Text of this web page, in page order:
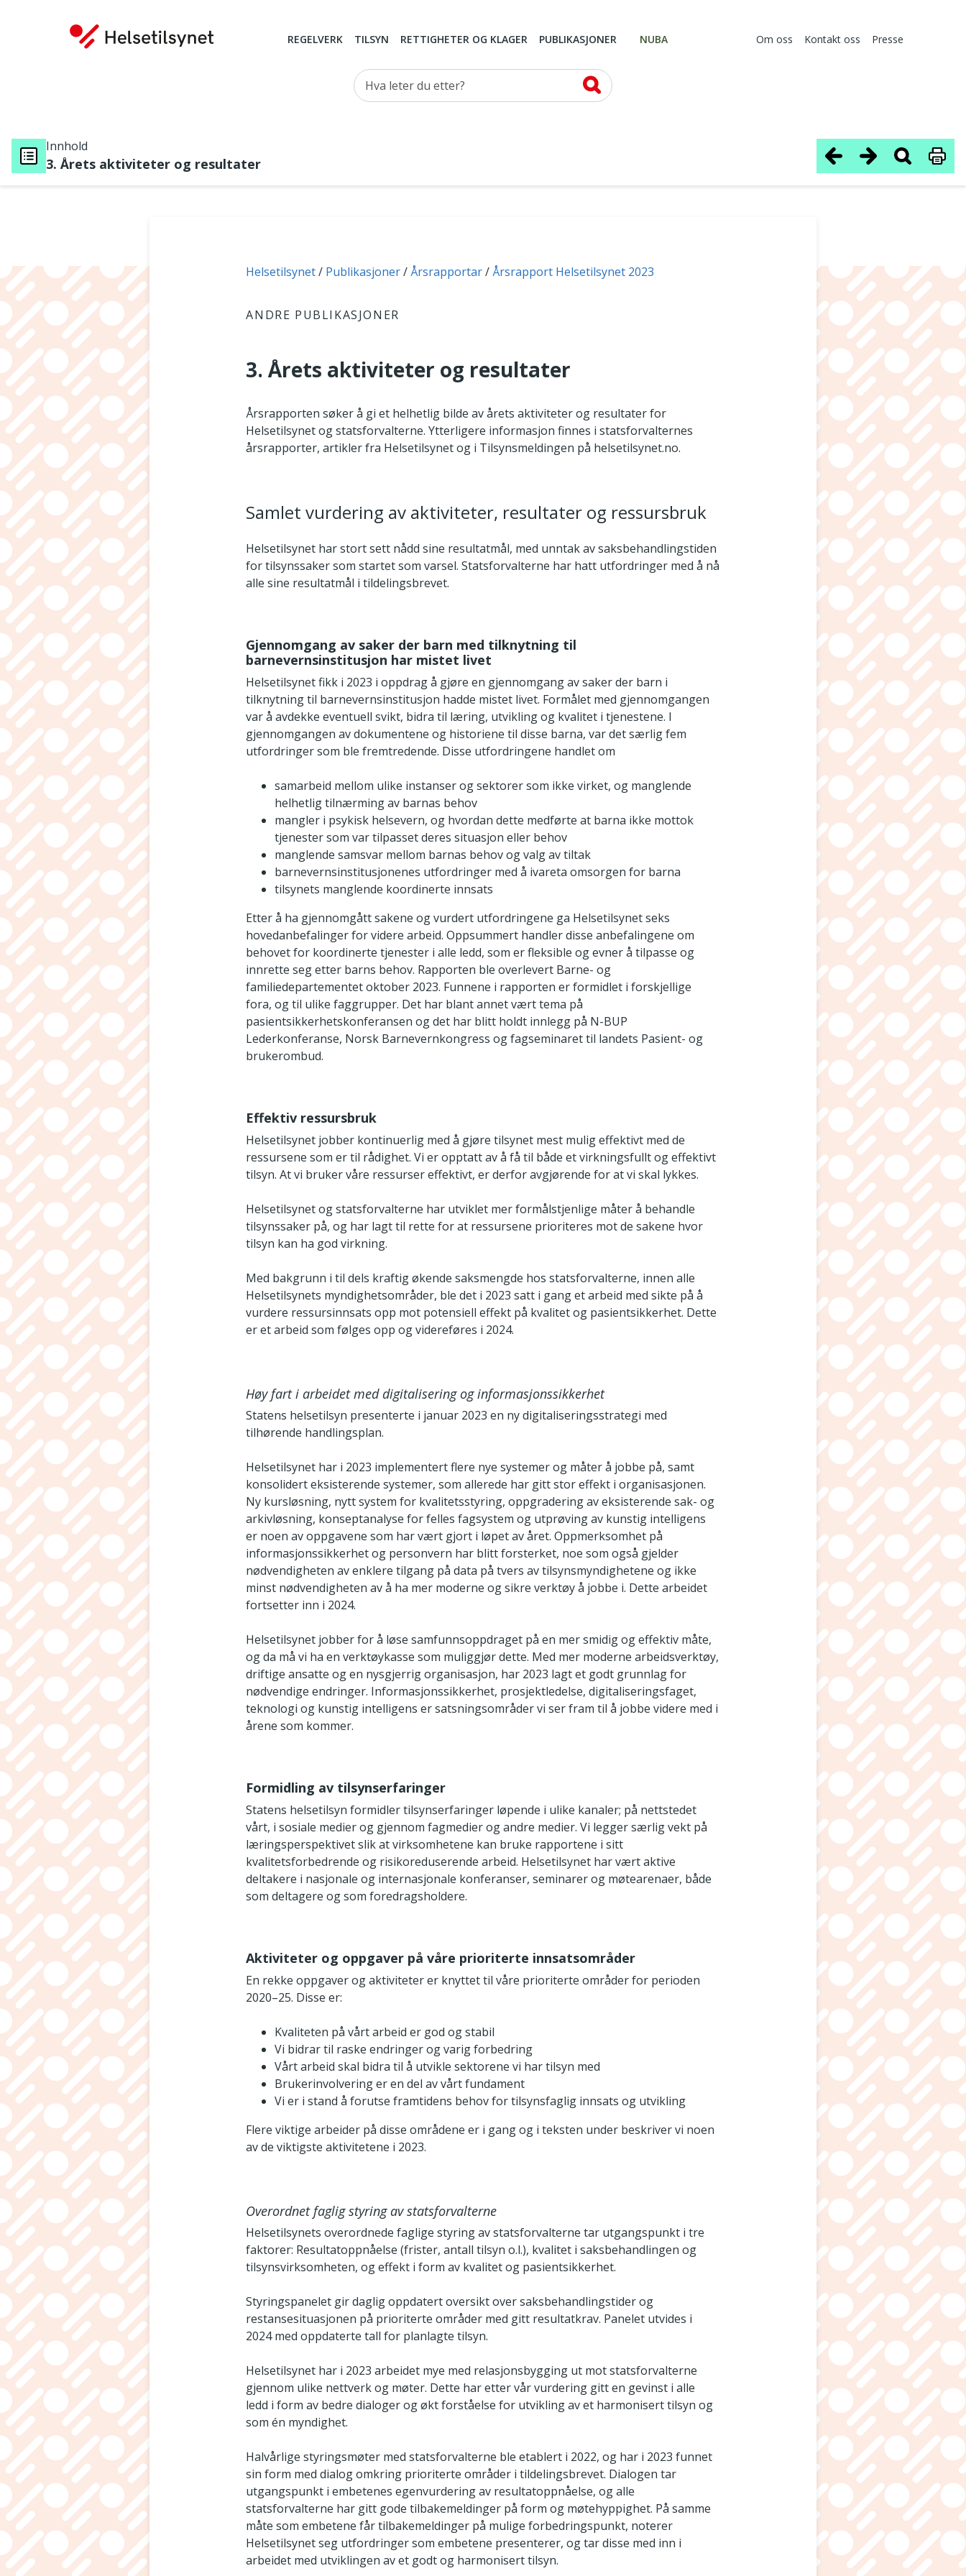
REGELVERK TILSYN RETTIGHETER OG KLAGER PUBLIKASJONER NUBA Om oss Kontakt oss Presse
Hva leter du etter?
Innhold
3. Årets aktiviteter og resultater
Du er her:
Helsetilsynet Publikasjoner Årsrapportar Årsrapport Helsetilsynet 2023
ANDRE PUBLIKASJONER
3. Årets aktiviteter og resultater
Årsrapporten søker å gi et helhetlig bilde av årets aktiviteter og resultater for
Helsetilsynet og statsforvalterne. Ytterligere informasjon finnes i statsforvalternes
årsrapporter, artikler fra Helsetilsynet og i Tilsynsmeldingen på helsetilsynet.no.
Samlet vurdering av aktiviteter, resultater og ressursbruk
Helsetilsynet har stort sett nådd sine resultatmål, med unntak av saksbehandlingstiden
for tilsynssaker som startet som varsel. Statsforvalterne har hatt utfordringer med å nå
alle sine resultatmål i tildelingsbrevet.
Gjennomgang av saker der barn med tilknytning til
barnevernsinstitusjon har mistet livet
Helsetilsynet fikk i 2023 i oppdrag å gjøre en gjennomgang av saker der barn i
tilknytning til barnevernsinstitusjon hadde mistet livet. Formålet med gjennomgangen
var å avdekke eventuell svikt, bidra til læring, utvikling og kvalitet i tjenestene. I
gjennomgangen av dokumentene og historiene til disse barna, var det særlig fem
utfordringer som ble fremtredende. Disse utfordringene handlet om
samarbeid mellom ulike instanser og sektorer som ikke virket, og manglende
helhetlig tilnærming av barnas behov
mangler i psykisk helsevern, og hvordan dette medførte at barna ikke mottok
tjenester som var tilpasset deres situasjon eller behov
manglende samsvar mellom barnas behov og valg av tiltak
barnevernsinstitusjonenes utfordringer med å ivareta omsorgen for barna
tilsynets manglende koordinerte innsats
Etter å ha gjennomgått sakene og vurdert utfordringene ga Helsetilsynet seks
hovedanbefalinger for videre arbeid. Oppsummert handler disse anbefalingene om
behovet for koordinerte tjenester i alle ledd, som er fleksible og evner å tilpasse og
innrette seg etter barns behov. Rapporten ble overlevert Barne- og
familiedepartementet oktober 2023. Funnene i rapporten er formidlet i forskjellige
fora, og til ulike faggrupper. Det har blant annet vært tema på
pasientsikkerhetskonferansen og det har blitt holdt innlegg på N-BUP
Lederkonferanse, Norsk Barnevernkongress og fagseminaret til landets Pasient- og
brukerombud.
Effektiv ressursbruk
Helsetilsynet jobber kontinuerlig med å gjøre tilsynet mest mulig effektivt med de
ressursene som er til rådighet. Vi er opptatt av å få til både et virkningsfullt og effektivt
tilsyn. At vi bruker våre ressurser effektivt, er derfor avgjørende for at vi skal lykkes.
Helsetilsynet og statsforvalterne har utviklet mer formålstjenlige måter å behandle
tilsynssaker på, og har lagt til rette for at ressursene prioriteres mot de sakene hvor
tilsyn kan ha god virkning.
Med bakgrunn i til dels kraftig økende saksmengde hos statsforvalterne, innen alle
Helsetilsynets myndighetsområder, ble det i 2023 satt i gang et arbeid med sikte på å
vurdere ressursinnsats opp mot potensiell effekt på kvalitet og pasientsikkerhet. Dette
er et arbeid som følges opp og videreføres i 2024.
Høy fart i arbeidet med digitalisering og informasjonssikkerhet
Statens helsetilsyn presenterte i januar 2023 en ny digitaliseringsstrategi med
tilhørende handlingsplan.
Helsetilsynet har i 2023 implementert flere nye systemer og måter å jobbe på, samt
konsolidert eksisterende systemer, som allerede har gitt stor effekt i organisasjonen.
Ny kursløsning, nytt system for kvalitetsstyring, oppgradering av eksisterende sak- og
arkivløsning, konseptanalyse for felles fagsystem og utprøving av kunstig intelligens
er noen av oppgavene som har vært gjort i løpet av året. Oppmerksomhet på
informasjonssikkerhet og personvern har blitt forsterket, noe som også gjelder
nødvendigheten av enklere tilgang på data på tvers av tilsynsmyndighetene og ikke
minst nødvendigheten av å ha mer moderne og sikre verktøy å jobbe i. Dette arbeidet
fortsetter inn i 2024.
Helsetilsynet jobber for å løse samfunnsoppdraget på en mer smidig og effektiv måte,
og da må vi ha en verktøykasse som muliggjør dette. Med mer moderne arbeidsverktøy,
driftige ansatte og en nysgjerrig organisasjon, har 2023 lagt et godt grunnlag for
nødvendige endringer. Informasjonssikkerhet, prosjektledelse, digitaliseringsfaget,
teknologi og kunstig intelligens er satsningsområder vi ser fram til å jobbe videre med i
årene som kommer.
Formidling av tilsynserfaringer
Statens helsetilsyn formidler tilsynserfaringer løpende i ulike kanaler; på nettstedet
vårt, i sosiale medier og gjennom fagmedier og andre medier. Vi legger særlig vekt på
læringsperspektivet slik at virksomhetene kan bruke rapportene i sitt
kvalitetsforbedrende og risikoreduserende arbeid. Helsetilsynet har vært aktive
deltakere i nasjonale og internasjonale konferanser, seminarer og møtearenaer, både
som deltagere og som foredragsholdere.
Aktiviteter og oppgaver på våre prioriterte innsatsområder
En rekke oppgaver og aktiviteter er knyttet til våre prioriterte områder for perioden
2020–25. Disse er:
Kvaliteten på vårt arbeid er god og stabil
Vi bidrar til raske endringer og varig forbedring
Vårt arbeid skal bidra til å utvikle sektorene vi har tilsyn med
Brukerinvolvering er en del av vårt fundament
Vi er i stand å forutse framtidens behov for tilsynsfaglig innsats og utvikling
Flere viktige arbeider på disse områdene er i gang og i teksten under beskriver vi noen
av de viktigste aktivitetene i 2023.
Overordnet faglig styring av statsforvalterne
Helsetilsynets overordnede faglige styring av statsforvalterne tar utgangspunkt i tre
faktorer: Resultatoppnåelse (frister, antall tilsyn o.l.), kvalitet i saksbehandlingen og
tilsynsvirksomheten, og effekt i form av kvalitet og pasientsikkerhet.
Styringspanelet gir daglig oppdatert oversikt over saksbehandlingstider og
restansesituasjonen på prioriterte områder med gitt resultatkrav. Panelet utvides i
2024 med oppdaterte tall for planlagte tilsyn.
Helsetilsynet har i 2023 arbeidet mye med relasjonsbygging ut mot statsforvalterne
gjennom ulike nettverk og møter. Dette har etter vår vurdering gitt en gevinst i alle
ledd i form av bedre dialoger og økt forståelse for utvikling av et harmonisert tilsyn og
som én myndighet.
Halvårlige styringsmøter med statsforvalterne ble etablert i 2022, og har i 2023 funnet
sin form med dialog omkring prioriterte områder i tildelingsbrevet. Dialogen tar
utgangspunkt i embetenes egenvurdering av resultatoppnåelse, og alle
statsforvalterne har gitt gode tilbakemeldinger på form og møtehyppighet. På samme
måte som embetene får tilbakemeldinger på mulige forbedringspunkt, noterer
Helsetilsynet seg utfordringer som embetene presenterer, og tar disse med inn i
arbeidet med utviklingen av et godt og harmonisert tilsyn.